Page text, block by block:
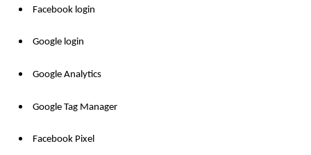
Facebook login
Google login
Google Analytics
Google Tag Manager
Facebook Pixel